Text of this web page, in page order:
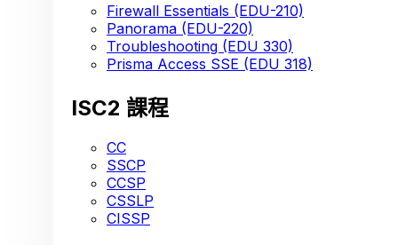
Firewall Essentials (EDU-210)
Panorama (EDU-220)
Troubleshooting (EDU 330)
Prisma Access SSE (EDU 318)
ISC2 課程
CC
SSCP
CCSP
CSSLP
CISSP